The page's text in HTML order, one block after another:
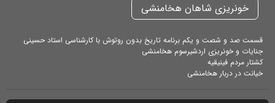
خونریزی شاهان هخامنشی
قسمت صد و شصت و یکم برنامه تاریخ بدون روتوش با کارشناسی استاد حسینی
جنایات و خونریزی اردشیرسوم هخامنشی
کشتار مردم فینیقیه
خیانت در دربار هخامنشی